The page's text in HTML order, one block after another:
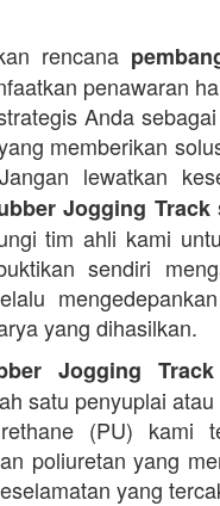
rencana
penawaran
Anda
memberikan
lewatkan
Jogging Track
tim ahli kami
sendiri
yang dihasilkan.
Jogging
satu penyuplai
(PU)
poliuretan yang
yang